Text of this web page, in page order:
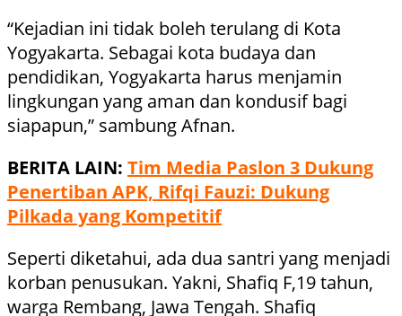
“Kejadian ini tidak boleh terulang di Kota
Yogyakarta. Sebagai kota budaya dan
pendidikan, Yogyakarta harus menjamin
lingkungan yang aman dan kondusif bagi
siapapun,” sambung Afnan.
BERITA LAIN: Tim Media Paslon 3 Dukung
Penertiban APK, Rifqi Fauzi: Dukung
Pilkada yang Kompetitif
Seperti diketahui, ada dua santri yang menjadi
korban penusukan. Yakni, Shafiq F,19 tahun,
warga Rembang, Jawa Tengah. Shafiq